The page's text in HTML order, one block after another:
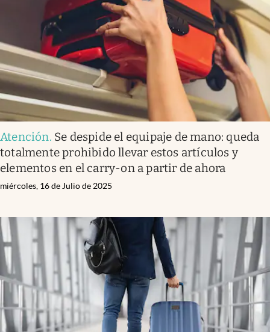
Atención. Se despide el equipaje de mano: queda
totalmente prohibido llevar estos artículos y
elementos en el carry-on a partir de ahora
miércoles, 16 de Julio de 2025